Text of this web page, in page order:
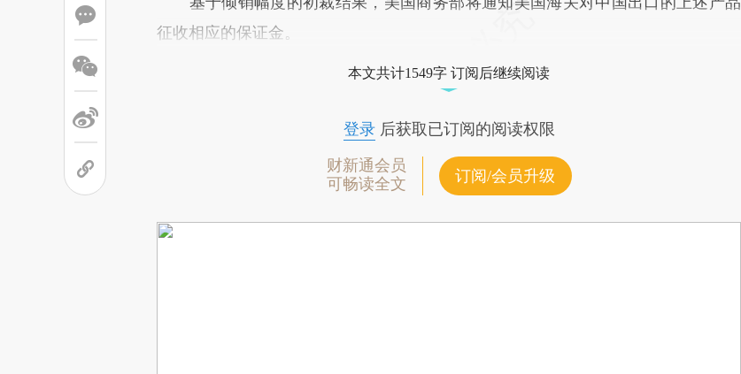
征收相应的保证金。
本文共计1549字 订阅后继续阅读
登录后获取已订阅的阅读权限
财新通会员
可畅读全文
订阅/会员升级